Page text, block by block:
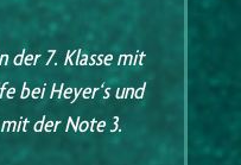
der 7. Klasse mit
bei Heyer‘s und
der Note 3.